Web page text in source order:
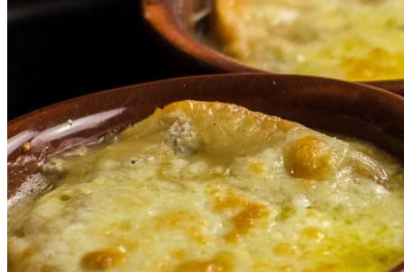
Agenda de Vestibulares
Panorama Econômico
Panorama Econômico
Para Sua Empresa
Anuncie no Portal
Verificar EmpresaNovo
Anunciar VagasNovo
Publicidade Legal